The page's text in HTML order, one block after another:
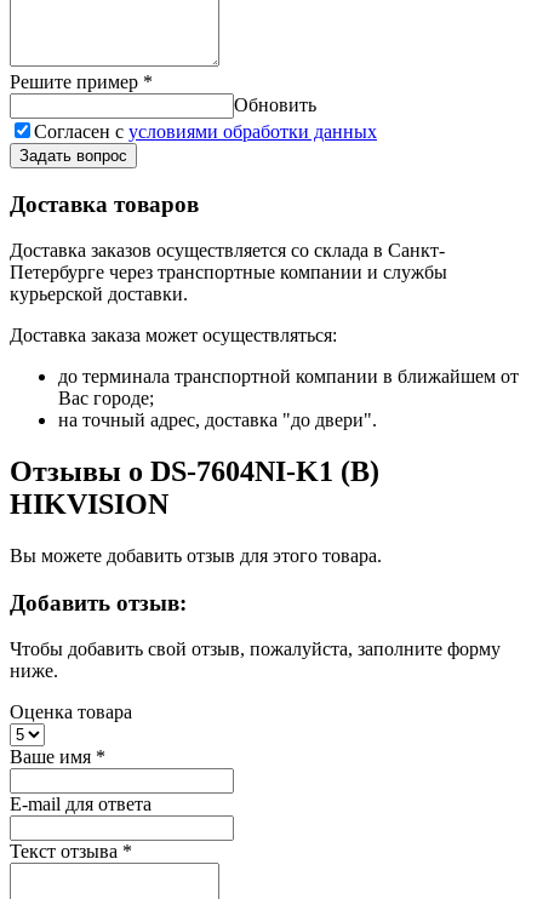
Решите пример *
Обновить
Согласен с условиями обработки данных
Задать вопрос
Доставка товаров
Доставка заказов осуществляется со склада в Санкт-
Петербурге через транспортные компании и службы
курьерской доставки.
Доставка заказа может осуществляться:
до терминала транспортной компании в ближайшем от
Вас городе;
на точный адрес, доставка "до двери".
Отзывы о DS-7604NI-K1 (B)
HIKVISION
Вы можете добавить отзыв для этого товара.
Добавить отзыв:
Чтобы добавить свой отзыв, пожалуйста, заполните форму
ниже.
Оценка товара
Ваше имя *
E-mail для ответа
Текст отзыва *